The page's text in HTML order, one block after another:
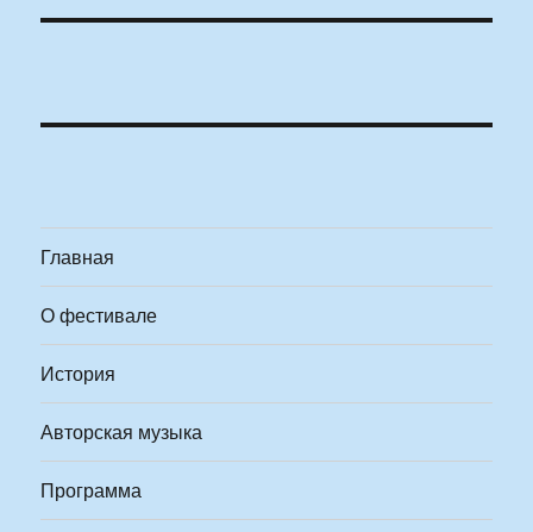
Главная
О фестивале
История
Авторская музыка
Программа